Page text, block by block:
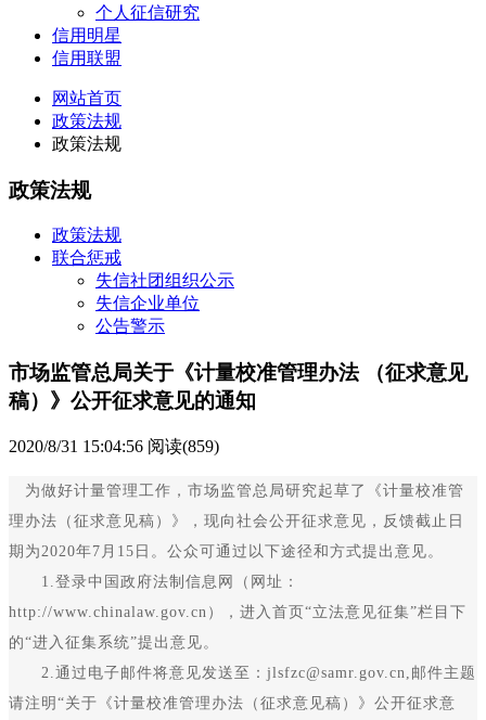
个人征信研究
信用明星
信用联盟
网站首页
政策法规
政策法规
政策法规
政策法规
联合惩戒
失信社团组织公示
失信企业单位
公告警示
市场监管总局关于《计量校准管理办法 （征求意见
稿）》公开征求意见的通知
2020/8/31 15:04:56 阅读(859)
为做好计量管理工作，市场监管总局研究起草了《计量校准管
理办法（征求意见稿）》，现向社会公开征求意见，反馈截止日
期为2020年7月15日。公众可通过以下途径和方式提出意见。
1.登录中国政府法制信息网（网址：
http://www.chinalaw.gov.cn），进入首页“立法意见征集”栏目下
的“进入征集系统”提出意见。
2.通过电子邮件将意见发送至：jlsfzc@samr.gov.cn,邮件主题
请注明“关于《计量校准管理办法（征求意见稿）》公开征求意